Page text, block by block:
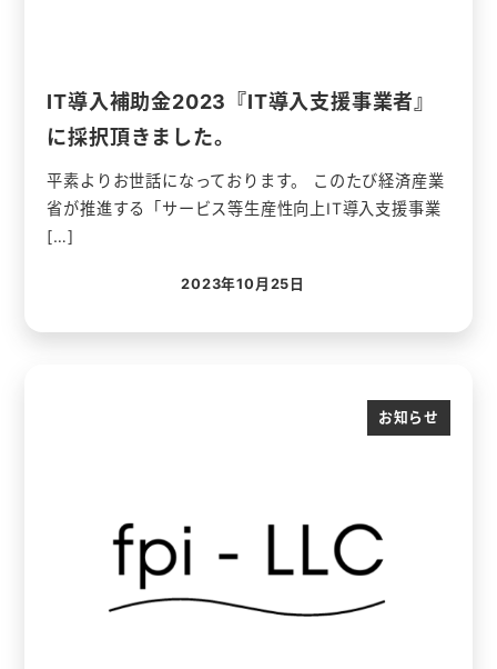
IT導入補助金2023『IT導入支援事業者』
に採択頂きました。
平素よりお世話になっております。 このたび経済産業
省が推進する「サービス等生産性向上IT導入支援事業
[…]
投稿日
2023年10月25日
お知らせ